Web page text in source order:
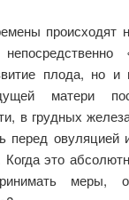
происходят
плода, но и
матери
в грудных
перед овуляцией
Когда это
меры,